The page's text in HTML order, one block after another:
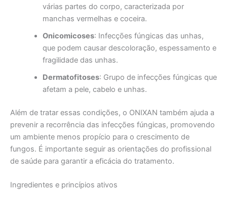
várias partes do corpo, caracterizada por
manchas vermelhas e coceira.
Onicomicoses: Infecções fúngicas das unhas,
que podem causar descoloração, espessamento e
fragilidade das unhas.
Dermatofitoses: Grupo de infecções fúngicas que
afetam a pele, cabelo e unhas.
Além de tratar essas condições, o ONIXAN também ajuda a
prevenir a recorrência das infecções fúngicas, promovendo
um ambiente menos propício para o crescimento de
fungos. É importante seguir as orientações do profissional
de saúde para garantir a eficácia do tratamento.
Ingredientes e princípios ativos